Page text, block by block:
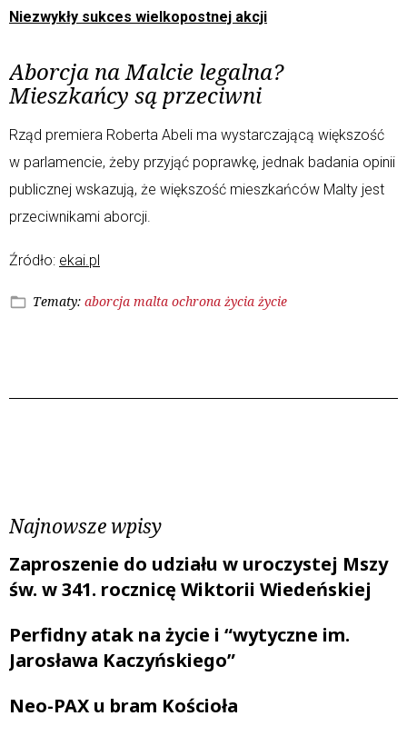
Niezwykły sukces wielkopostnej akcji
Aborcja na Malcie legalna?
Mieszkańcy są przeciwni
Rząd premiera Roberta Abeli ma wystarczającą większość
w parlamencie, żeby przyjąć poprawkę, jednak badania opinii
publicznej wskazują, że większość mieszkańców Malty jest
przeciwnikami aborcji.
Źródło: ekai.pl
Tematy: aborcja malta ochrona życia życie
Najnowsze wpisy
Zaproszenie do udziału w uroczystej Mszy
św. w 341. rocznicę Wiktorii Wiedeńskiej
Perfidny atak na życie i “wytyczne im.
Jarosława Kaczyńskiego”
Neo-PAX u bram Kościoła